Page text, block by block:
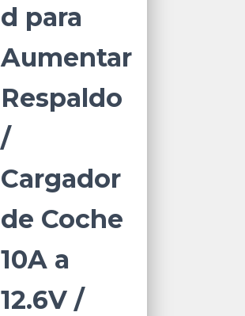
d para
Aumentar
Respaldo
/
Cargador
de Coche
10A a
12.6V /